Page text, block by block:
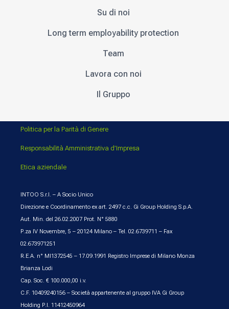
Su di noi
Long term employability protection
Team
Lavora con noi
Il Gruppo
Politica per la Parità di Genere
Responsabilità Amministrativa d’Impresa
Etica aziendale
INTOO S.r.l. – A Socio Unico
Direzione e Coordinamento ex art. 2497 c.c. Gi Group Holding S.p.A.
Aut. Min. del 26.02.2007 Prot. N° 5880
P.za IV Novembre, 5 – 20124 Milano – Tel. 02.6739711 – Fax
02.673971251
R.E.A. n° MI1372545 – 17.09.1991 Registro Imprese di Milano Monza
Brianza Lodi
Cap. Soc. € 100.000,00 i.v.
C.F. 10409240156 – Società appartenente al gruppo IVA Gi Group
Holding P.I. 11412450964